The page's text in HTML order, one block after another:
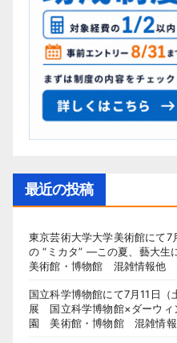
最近の投稿
東京芸術大学大学美術館にて
の “ミカタ” ―この夏、藝大
美術館・博物館 混雑情報他
国立科学博物館にて7月11日
展 国立科学博物館×ダーウ
園 美術館・博物館 混雑情